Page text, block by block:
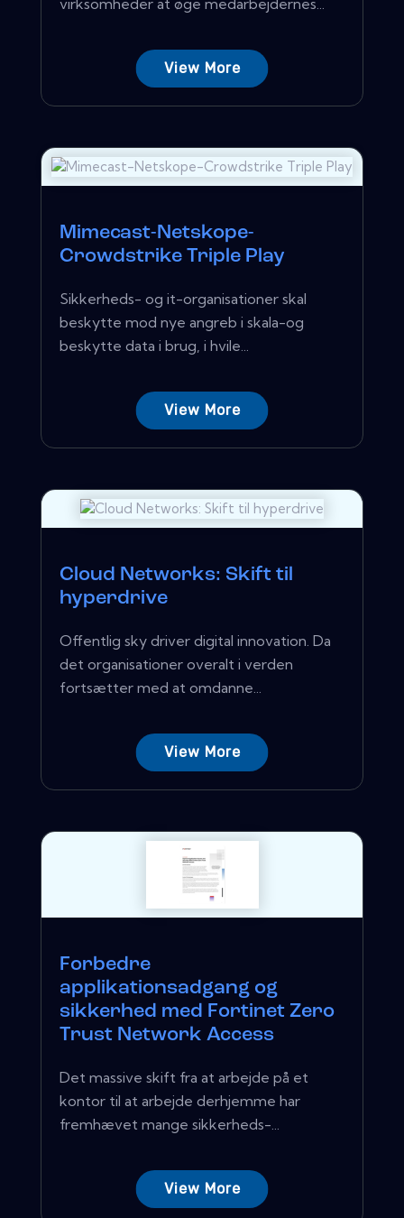
View More
Mimecast-Netskope-
Crowdstrike Triple Play
Sikkerheds- og it-organisationer skal
beskytte mod nye angreb i skala-og
beskytte data i brug, i hvile...
View More
Cloud Networks: Skift til
hyperdrive
Offentlig sky driver digital innovation. Da
det organisationer overalt i verden
fortsætter med at omdanne...
View More
Forbedre
applikationsadgang og
sikkerhed med Fortinet Zero
Trust Network Access
Det massive skift fra at arbejde på et
kontor til at arbejde derhjemme har
fremhævet mange sikkerheds-...
View More